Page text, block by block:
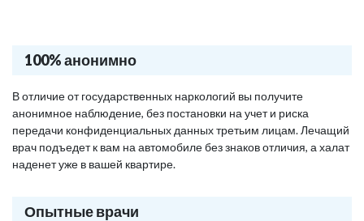
100% анонимно
В отличие от государственных наркологий вы получите
анонимное наблюдение, без постановки на учет и риска
передачи конфиденциальных данных третьим лицам. Лечащий
врач подъедет к вам на автомобиле без знаков отличия, а халат
наденет уже в вашей квартире.
Опытные врачи